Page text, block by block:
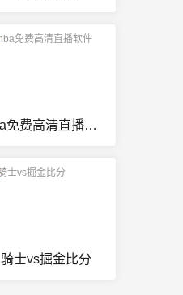
nba免费高清直播软件
骑士vs掘金比分